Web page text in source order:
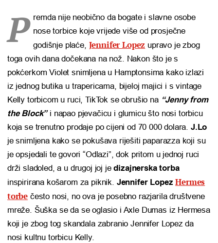
P remda nije neobično da bogate i slavne osobe
nose torbice koje vrijede više od prosječne
godišnje plaće, Jennifer Lopez upravo je zbog
toga ovih dana dočekana na nož. Nakon što je s
pokćerkom Violet snimljena u Hamptonsima kako izlazi
iz jednog butika u trapericama, bijeloj majici i s vintage
Kelly torbicom u ruci, TikTok se obrušio na “Jenny from
the Block”i napao pjevačicu i glumicu što nosi torbicu
koja se trenutno prodaje po cijeni od 70 000 dolara. J.Lo
je snimljena kako se pokušava riješiti paparazza koji su
je opsjedali te govori “Odlazi”, dok pritom u jednoj ruci
drži sladoled, a u drugoj joj jedizajnerska torba
inspirirana košarom za piknik. Jennifer Lopez Hermes
torbe često nosi, no ova je posebno razjarila društvene
mreže. Šuška se da se oglasio i Axle Dumas iz Hermesa
koji je zbog tog skandala zabranio Jennifer Lopez da
nosi kultnu torbicu Kelly.